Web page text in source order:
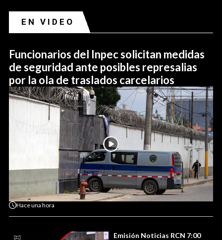
EN VIDEO
Funcionarios del Inpec solicitan medidas
de seguridad ante posibles represalias
por la ola de traslados carcelarios
Haceuna hora
Emisión Noticias RCN 7:00